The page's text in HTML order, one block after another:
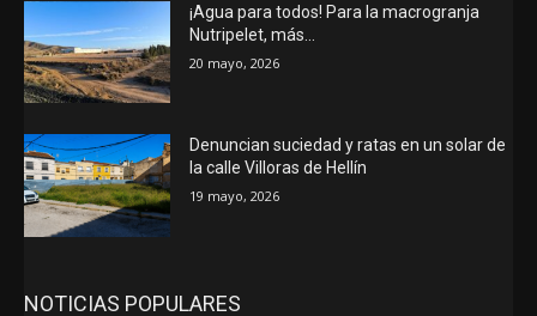
¡Agua para todos! Para la macrogranja
Nutripelet, más…
20 mayo, 2026
Denuncian suciedad y ratas en un solar de
la calle Villoras de Hellín
19 mayo, 2026
NOTICIAS POPULARES